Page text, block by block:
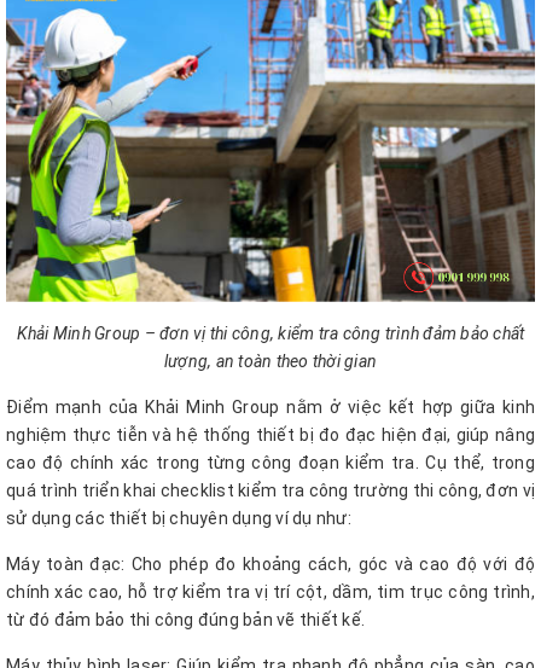
Khải Minh Group – đơn vị thi công, kiểm tra công trình đảm bảo chất
lượng, an toàn theo thời gian
Điểm mạnh của Khải Minh Group nằm ở việc kết hợp giữa kinh
nghiệm thực tiễn và hệ thống thiết bị đo đạc hiện đại, giúp nâng
cao độ chính xác trong từng công đoạn kiểm tra. Cụ thể, trong
quá trình triển khai checklist kiểm tra công trường thi công, đơn vị
sử dụng các thiết bị chuyên dụng ví dụ như:
Máy toàn đạc: Cho phép đo khoảng cách, góc và cao độ với độ
chính xác cao, hỗ trợ kiểm tra vị trí cột, dầm, tim trục công trình,
từ đó đảm bảo thi công đúng bản vẽ thiết kế.